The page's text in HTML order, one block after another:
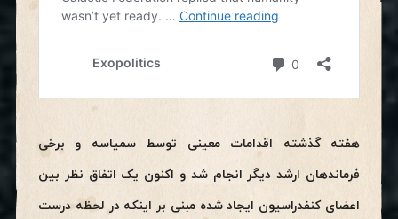
هفته گذشته اقدامات معینی توسط سمیاسه و برخی
فرماندهان ارشد دیگر انجام شد و اکنون یک اتفاق نظر بین
اعضای کنفدراسیون ایجاد شده مبنی بر اینکه در لحظه درست